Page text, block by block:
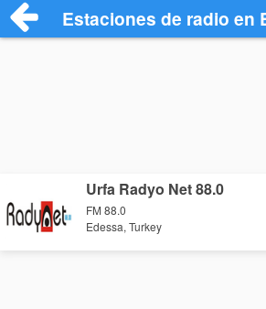
Estaciones de radio en
Urfa Radyo Net 88.0
FM 88.0
Edessa, Turkey